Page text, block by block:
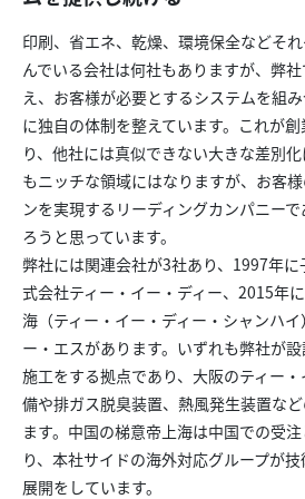
印刷、省エネ、乾燥、環境保全などそ
んでいる会社は何社もありますが、弊
え、お客様が必要とするシステムを組
に独自の体制を整えています。これが
り、他社には真似できない大きな差別
もニッチな領域にはなりますが、お客
ンを実現するリーディングカンパニー
ろうと思っています。
弊社には関連会社が3社あり、1997年
式会社ティー・イー・ディー、2015年
海（ティー・イー・ディー・シャンハ
ー・エスがあります。いずれも弊社が
施工をする拠点であり、大阪のティー
備や排ガス脱臭装置、熱風発生装置な
ます。中国の梯意帝上海は中国での受
り、本社サイドの海外対応グループが
展開をしています。